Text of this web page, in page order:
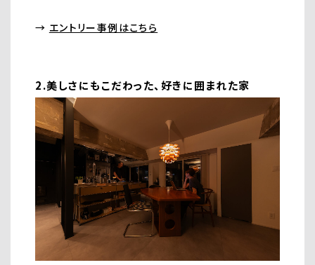
→ エントリー事例はこちら
2.美しさにもこだわった、好きに囲まれた家